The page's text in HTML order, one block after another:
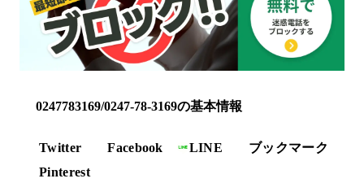
0247783169/0247-78-3169の基本情報
Twitter Facebook LINE
ブックマーク
Pinterest